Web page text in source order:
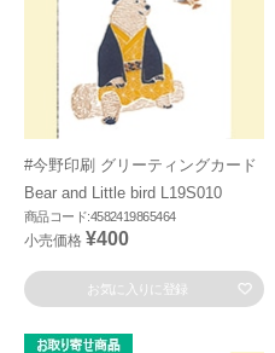
#今野印刷 グリーティングカード
Bear and Little bird L19S010
商品コード:4582419865464
小売価格 ¥400
お気に入りに登録